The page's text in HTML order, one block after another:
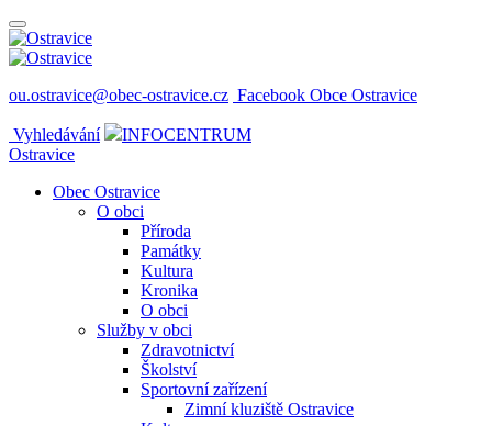
ou.ostravice@obec-ostravice.cz Facebook Obce Ostravice
Vyhledávání
INFOCENTRUM
Ostravice
Obec Ostravice
O obci
Příroda
Památky
Kultura
Kronika
O obci
Služby v obci
Zdravotnictví
Školství
Sportovní zařízení
Zimní kluziště Ostravice